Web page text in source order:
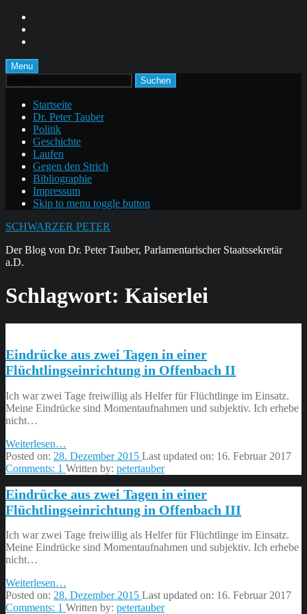
content
footer
Menu
Suchen
nach:
Startseite
Dr. Peter Tauber
Politik
Geschichte
Laufen
Gegen den Strich
Bibliographie
Impressum
Skip to menu toggle button
SCHWARZER PETER
Der Blog von Dr. Peter Tauber, Parlamentarischer Staatssekretär
a.D.
Schlagwort: Kaiserlei
Eindrücke aus zwei Tagen in einer
Flüchtlingseinrichtung in Offenbach II
Ich war zwei Tage freiwillig als Helfer für Flüchtlinge im Einsatz.
Meine Eindrücke sind Momentaufnahmen und subjektiv. Ich erhebe
nicht…
Weiterlesen
aus
zwei
in
einer
Flüchtlingseinrichtung
in
Offenbach
II”
…
Posted on: 28. Dezember 2015 Last updated on: 16. Februar 2017
Comments: 1 Written by: petertauber
Eindrücke aus zwei Tagen in einer
Flüchtlingseinrichtung in Offenbach III
Ich war zwei Tage freiwillig als Helfer für Flüchtlinge im Einsatz.
Meine Eindrücke sind Momentaufnahmen und subjektiv. Ich erhebe
nicht…
Weiterlesen
aus
zwei
…
Posted on: 28. Dezember 2015 Last updated on: 16. Februar 2017
Comments: 1 Written by: petertauber